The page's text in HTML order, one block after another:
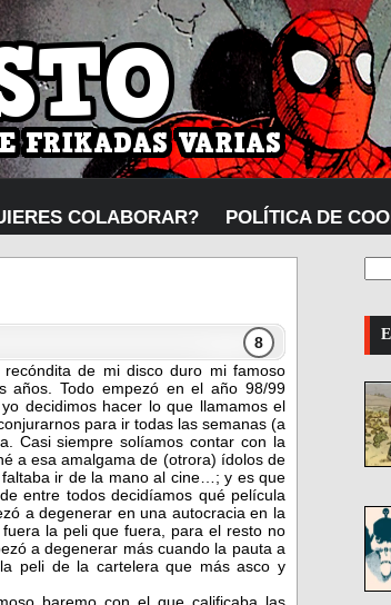
COLABORAR? POLÍTICA DE
8
de mi disco duro mi famoso
años. Todo empezó en el año 98/99
decidimos hacer lo que llamamos el
para ir todas las semanas (a
Casi siempre solíamos contar con la
a esa amalgama de (otrora) ídolos de
ir de la mano al cine…; y es que
entre todos decidíamos qué película
a degenerar en una autocracia en la
la peli que fuera, para el resto no
a degenerar más cuando la pauta a
peli de la cartelera que más asco y